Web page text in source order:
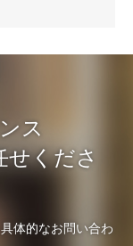
ス
せくださ
体的なお問い合わ